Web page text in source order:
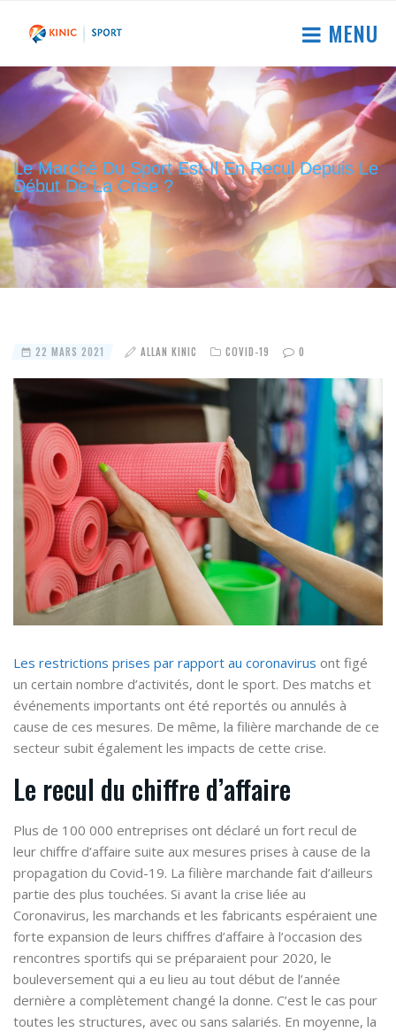
MENU
Le Marché Du Sport Est-Il En Recul Depuis Le
Début De La Crise ?
22 MARS 2021 ALLAN KINIC COVID-19 0
Les restrictions prises par rapport au coronavirus ont figé
un certain nombre d’activités, dont le sport. Des matchs et
événements importants ont été reportés ou annulés à
cause de ces mesures. De même, la filière marchande de ce
secteur subit également les impacts de cette crise.
Le recul du chiffre d’affaire
Plus de 100 000 entreprises ont déclaré un fort recul de
leur chiffre d’affaire suite aux mesures prises à cause de la
propagation du Covid-19. La filière marchande fait d’ailleurs
partie des plus touchées. Si avant la crise liée au
Coronavirus, les marchands et les fabricants espéraient une
forte expansion de leurs chiffres d’affaire à l’occasion des
rencontres sportifs qui se préparaient pour 2020, le
bouleversement qui a eu lieu au tout début de l’année
dernière a complètement changé la donne. C’est le cas pour
toutes les structures, avec ou sans salariés. En moyenne, la